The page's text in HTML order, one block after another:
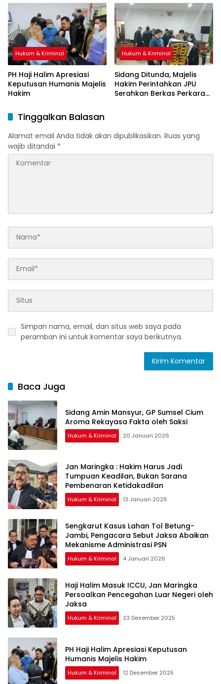
PSN
Hukum & Kriminal
PH Haji Halim Apresiasi
Keputusan Humanis Majelis
Hakim
Hukum & Kriminal
Sidang Ditunda, Majelis
Hakim Perintahkan JPU
Serahkan Berkas Perkara
Tinggalkan Balasan
Alamat email Anda tidak akan dipublikasikan. Ruas yang
wajib ditandai *
Simpan nama, email, dan situs web saya pada
peramban ini untuk komentar saya berikutnya.
Baca Juga
Sidang Amin Mansyur, GP Sumsel Cium
Aroma Rekayasa Fakta oleh Saksi
Hukum & Kriminal 20 Januari 2026
Jan Maringka : Hakim Harus Jadi
Tumpuan Keadilan, Bukan Sarana
Pembenaran Ketidakadilan
Hukum & Kriminal 13 Januari 2026
Sengkarut Kasus Lahan Tol Betung-
Jambi, Pengacara Sebut Jaksa Abaikan
Mekanisme Administrasi PSN
Hukum & Kriminal 4 Januari 2026
Haji Halim Masuk ICCU, Jan Maringka
Persoalkan Pencegahan Luar Negeri oleh
Jaksa
Hukum & Kriminal 23 Desember 2025
PH Haji Halim Apresiasi Keputusan
Humanis Majelis Hakim
Hukum & Kriminal 12 Desember 2025